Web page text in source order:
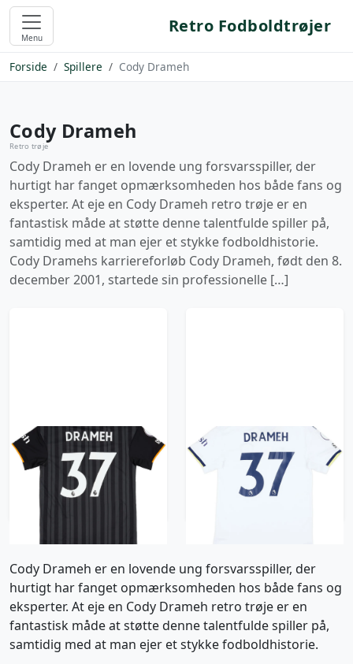
Menu
Retro Fodboldtrøjer
Forside Spillere Cody Drameh
Cody Drameh
Retro trøje
Cody Drameh er en lovende ung forsvarsspiller, der
hurtigt har fanget opmærksomheden hos både fans og
eksperter. At eje en Cody Drameh retro trøje er en
fantastisk måde at støtte denne talentfulde spiller på,
samtidig med at man ejer et stykke fodboldhistorie.
Cody Dramehs karriereforløb Cody Drameh, født den 8.
december 2001, startede sin professionelle […]
2022-23 Leeds Match
Issue Third Shirt
Drameh #37
835 kr / £95.99
2022-23 Leeds Match
Issue Home Shirt
Drameh #37
835 kr / £95.99
Cody Drameh er en lovende ung forsvarsspiller, der
hurtigt har fanget opmærksomheden hos både fans og
eksperter. At eje en Cody Drameh retro trøje er en
fantastisk måde at støtte denne talentfulde spiller på,
samtidig med at man ejer et stykke fodboldhistorie.